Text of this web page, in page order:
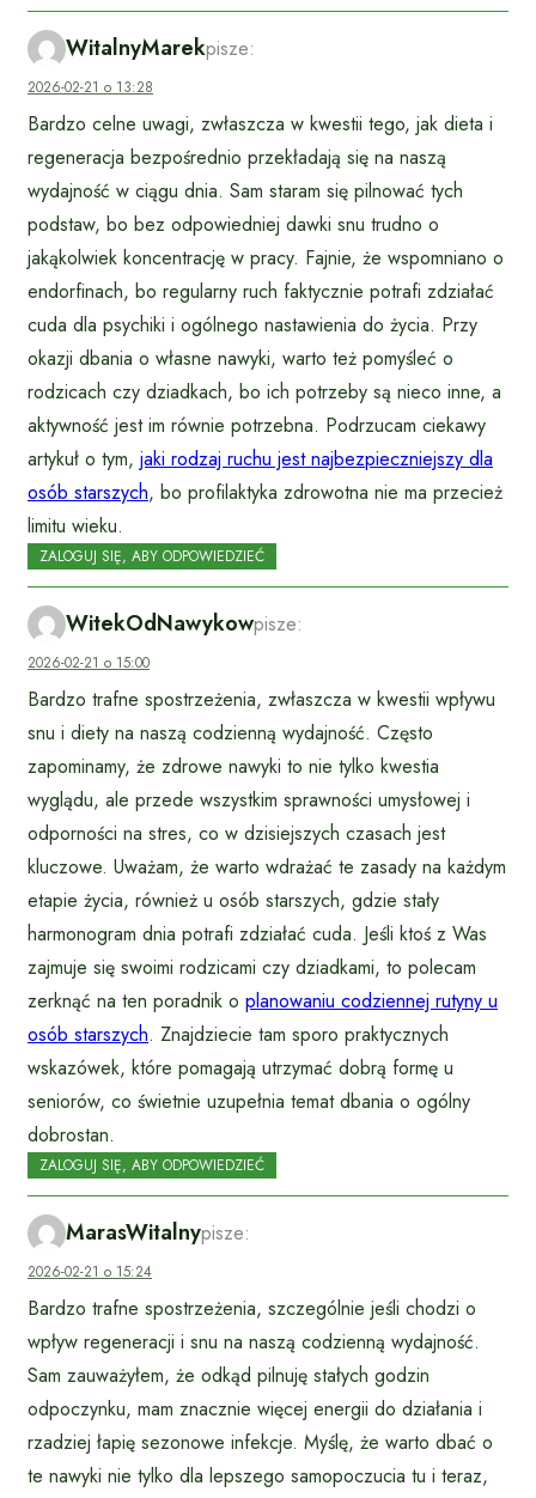
WitalnyMarekpisze:
2026-02-21 o 13:28
Bardzo celne uwagi, zwłaszcza w kwestii tego, jak dieta i
regeneracja bezpośrednio przekładają się na naszą
wydajność w ciągu dnia. Sam staram się pilnować tych
podstaw, bo bez odpowiedniej dawki snu trudno o
jakąkolwiek koncentrację w pracy. Fajnie, że wspomniano o
endorfinach, bo regularny ruch faktycznie potrafi zdziałać
cuda dla psychiki i ogólnego nastawienia do życia. Przy
okazji dbania o własne nawyki, warto też pomyśleć o
rodzicach czy dziadkach, bo ich potrzeby są nieco inne, a
aktywność jest im równie potrzebna. Podrzucam ciekawy
artykuł o tym, jaki rodzaj ruchu jest najbezpieczniejszy dla
osób starszych, bo profilaktyka zdrowotna nie ma przecież
limitu wieku.
ZALOGUJ SIĘ, ABY ODPOWIEDZIEĆ
WitekOdNawykowpisze:
2026-02-21 o 15:00
Bardzo trafne spostrzeżenia, zwłaszcza w kwestii wpływu
snu i diety na naszą codzienną wydajność. Często
zapominamy, że zdrowe nawyki to nie tylko kwestia
wyglądu, ale przede wszystkim sprawności umysłowej i
odporności na stres, co w dzisiejszych czasach jest
kluczowe. Uważam, że warto wdrażać te zasady na każdym
etapie życia, również u osób starszych, gdzie stały
harmonogram dnia potrafi zdziałać cuda. Jeśli ktoś z Was
zajmuje się swoimi rodzicami czy dziadkami, to polecam
zerknąć na ten poradnik o planowaniu codziennej rutyny u
osób starszych. Znajdziecie tam sporo praktycznych
wskazówek, które pomagają utrzymać dobrą formę u
seniorów, co świetnie uzupełnia temat dbania o ogólny
dobrostan.
ZALOGUJ SIĘ, ABY ODPOWIEDZIEĆ
MarasWitalnypisze:
2026-02-21 o 15:24
Bardzo trafne spostrzeżenia, szczególnie jeśli chodzi o
wpływ regeneracji i snu na naszą codzienną wydajność.
Sam zauważyłem, że odkąd pilnuję stałych godzin
odpoczynku, mam znacznie więcej energii do działania i
rzadziej łapię sezonowe infekcje. Myślę, że warto dbać o
te nawyki nie tylko dla lepszego samopoczucia tu i teraz,